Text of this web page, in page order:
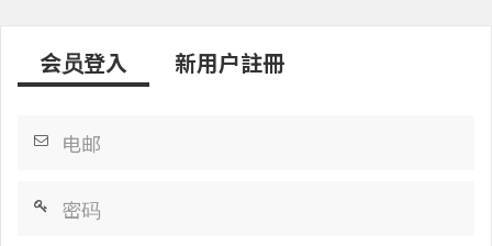
会员登入 新用户註冊